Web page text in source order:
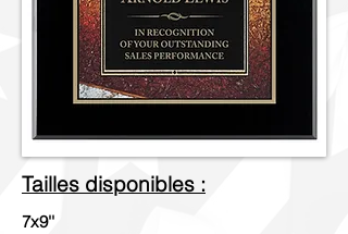
Tailles disponibles :
7x9''